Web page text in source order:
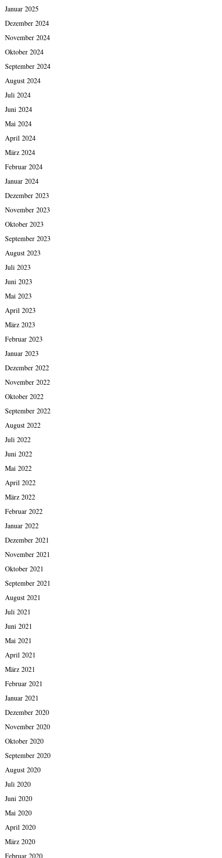
Januar 2025
Dezember 2024
November 2024
Oktober 2024
September 2024
August 2024
Juli 2024
Juni 2024
Mai 2024
April 2024
März 2024
Februar 2024
Januar 2024
Dezember 2023
November 2023
Oktober 2023
September 2023
August 2023
Juli 2023
Juni 2023
Mai 2023
April 2023
März 2023
Februar 2023
Januar 2023
Dezember 2022
November 2022
Oktober 2022
September 2022
August 2022
Juli 2022
Juni 2022
Mai 2022
April 2022
März 2022
Februar 2022
Januar 2022
Dezember 2021
November 2021
Oktober 2021
September 2021
August 2021
Juli 2021
Juni 2021
Mai 2021
April 2021
März 2021
Februar 2021
Januar 2021
Dezember 2020
November 2020
Oktober 2020
September 2020
August 2020
Juli 2020
Juni 2020
Mai 2020
April 2020
März 2020
Februar 2020